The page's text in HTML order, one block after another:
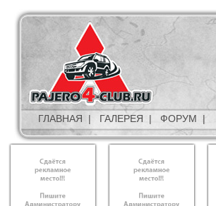
ГЛАВНАЯ | ГАЛЕРЕЯ | ФОРУМ |